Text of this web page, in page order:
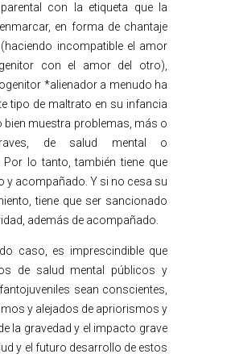
con la etiqueta que la
en forma de chantaje
incompatible el amor
con el amor del otro),
*alienador a menudo ha
tipo de maltrato en su infancia
bien muestra problemas, más o
de salud mental o
Por lo tanto, también tiene que
y acompañado. Y si no cesa su
tiene que ser sancionado
además de acompañado.
caso, es imprescindible que
de salud mental públicos y
sean conscientes,
y alejados de apriorismos y
la gravedad y el impacto grave
y el futuro desarrollo de estos